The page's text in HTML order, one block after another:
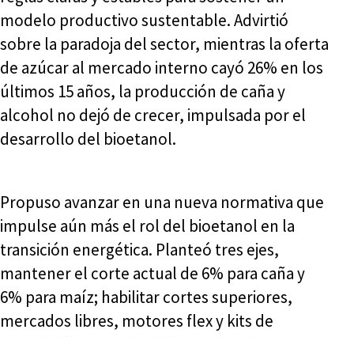
modelo productivo sustentable. Advirtió
sobre la paradoja del sector, mientras la oferta
de azúcar al mercado interno cayó 26% en los
últimos 15 años, la producción de caña y
alcohol no dejó de crecer, impulsada por el
desarrollo del bioetanol.
Propuso avanzar en una nueva normativa que
impulse aún más el rol del bioetanol en la
transición energética. Planteó tres ejes,
mantener el corte actual de 6% para caña y
6% para maíz; habilitar cortes superiores,
mercados libres, motores flex y kits de